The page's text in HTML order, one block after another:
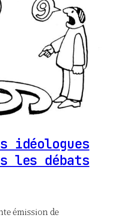
idéologues
les débats
émission de